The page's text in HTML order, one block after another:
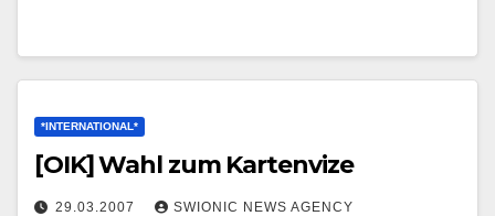
*INTERNATIONAL*
[OIK] Wahl zum Kartenvize
29.03.2007 SWIONIC NEWS AGENCY